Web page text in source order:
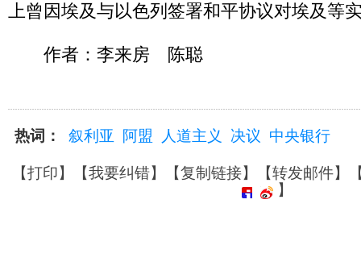
上曾因埃及与以色列签署和平协议对埃及等
作者：李来房 陈聪
热词： 叙利亚 阿盟 人道主义 决议 中央银行
【打印】【我要纠错】【复制链接】【转发邮件】
】